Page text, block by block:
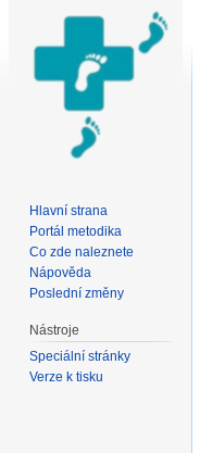
Hlavní strana
Portál metodika
Co zde naleznete
Nápověda
Poslední změny
Nástroje
Speciální stránky
Verze k tisku